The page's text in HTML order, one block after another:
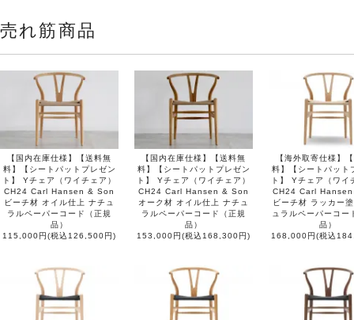
売れ筋商品
【国内在庫仕様】【送料無
料】【シートパットプレゼン
ト】 Yチェア（ワイチェア）
CH24 Carl Hansen & Son
ビーチ材 オイル仕上 ナチュ
ラルペーパーコード（正規
品）
115,000円(税込126,500円)
【国内在庫仕様】【送料無
料】【シートパットプレゼン
ト】 Yチェア（ワイチェア）
CH24 Carl Hansen & Son
オーク材 オイル仕上 ナチュ
ラルペーパーコード（正規
品）
153,000円(税込168,300円)
【海外取寄仕様】
料】【シートパット
ト】 Yチェア（ワイ
CH24 Carl
ビーチ材 ラッカー
ュラルペーパーコー
品）
168,000円(税込